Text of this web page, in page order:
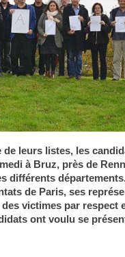
leurs listes, les
à Bruz, près de
différents
de Paris, ses
victimes par
ont voulu se